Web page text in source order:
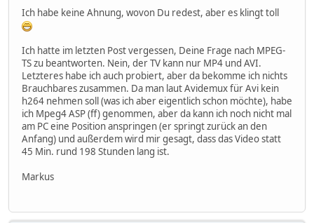
Ich habe keine Ahnung, wovon Du redest, aber es klingt toll
Ich hatte im letzten Post vergessen, Deine Frage nach MPEG-
TS zu beantworten. Nein, der TV kann nur MP4 und AVI.
Letzteres habe ich auch probiert, aber da bekomme ich nichts
Brauchbares zusammen. Da man laut Avidemux für Avi kein
h264 nehmen soll (was ich aber eigentlich schon möchte), habe
ich Mpeg4 ASP (ff) genommen, aber da kann ich noch nicht mal
am PC eine Position anspringen (er springt zurück an den
Anfang) und außerdem wird mir gesagt, dass das Video statt
45 Min. rund 198 Stunden lang ist.
Markus